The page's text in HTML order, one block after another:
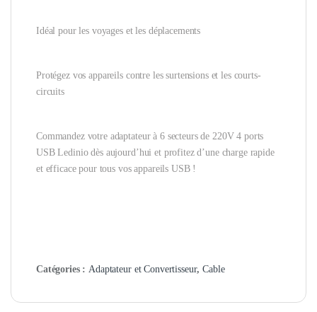
Idéal pour les voyages et les déplacements
Protégez vos appareils contre les surtensions et les courts-
circuits
Commandez votre adaptateur à 6 secteurs de 220V 4 ports
USB Ledinio dès aujourd’hui et profitez d’une charge rapide
et efficace pour tous vos appareils USB !
Catégories :Adaptateur et Convertisseur,Cable